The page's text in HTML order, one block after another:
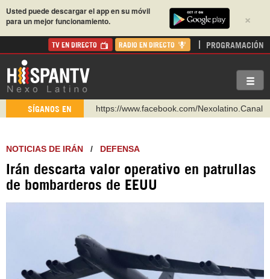
×
Usted puede descargar el app en su móvil
para un mejor funcionamiento.
TV EN DIRECTO RADIO EN DIRECTO PROGRAMACIÓN
SÍGANOS EN
https://www.facebook.com/Nexolatino.Canal
http://twitter.com/nexo_latino
https://t.me/hispantvcanal
https://urmedium.com/c/hispantv
NOTICIAS DE IRÁN / DEFENSA
Irán descarta valor operativo en patrullas
de bombarderos de EEUU